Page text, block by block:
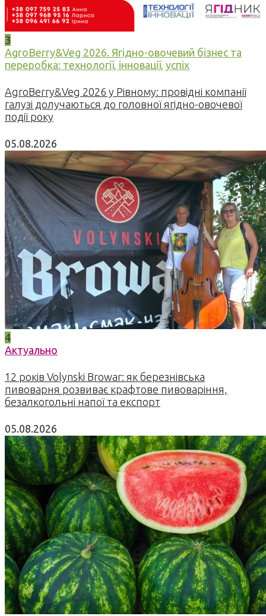
3
AgroBerry&Veg 2026. Ягідно-овочевий бізнес та
переробка: технології, інновації, успіх
AgroBerry&Veg 2026 у Рівному: провідні компанії
галузі долучаються до головної ягідно-овочевої
події року
05.08.2026
4
Актуально
12 років Volynski Browar: як березнівська
пивоварня розвиває крафтове пивоваріння,
безалкогольні напої та експорт
05.08.2026